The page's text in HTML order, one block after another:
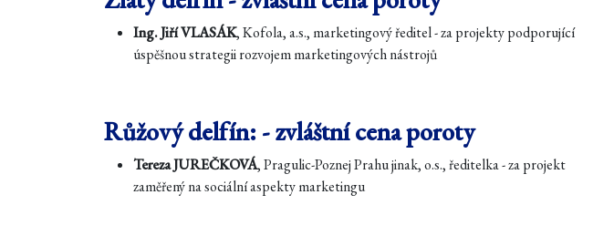
Ing. Jiří VLASÁK, Kofola, a.s., marketingový ředitel - za projekty podporující
úspěšnou strategii rozvojem marketingových nástrojů
Růžový delfín: - zvláštní cena poroty
Tereza JUREČKOVÁ, Pragulic-Poznej Prahu jinak, o.s., ředitelka - za projekt
zaměřený na sociální aspekty marketingu